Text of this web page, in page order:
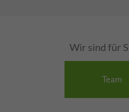
Wir sind für
Team